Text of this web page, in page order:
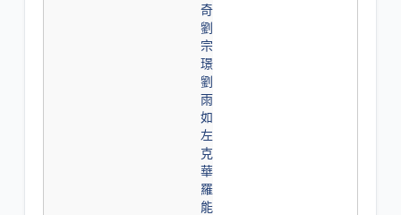
奇
劉
宗
璟
劉
雨
如
左
克
華
羅
能